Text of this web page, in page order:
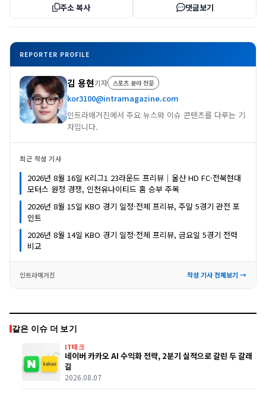
주소 복사 댓글보기
REPORTER PROFILE
김 용현기자 스포츠 분야 전문
kor3100@intramagazine.com
인트라매거진에서 주요 뉴스와 이슈 콘텐츠를 다루는 기
자입니다.
최근 작성 기사
2026년 8월 16일 K리그1 23라운드 프리뷰｜울산 HD FC·전북현대
모터스 원정 경쟁, 인천유나이티드 홈 승부 주목
2026년 8월 15일 KBO 경기 일정·전체 프리뷰, 주말 5경기 관전 포
인트
2026년 8월 14일 KBO 경기 일정·전체 프리뷰, 금요일 5경기 전력
비교
인트라매거진 작성 기사 전체보기 →
같은 이슈 더 보기
IT테크
네이버 카카오 AI 수익화 전략, 2분기 실적으로 갈린 두 갈래
길
2026.08.07